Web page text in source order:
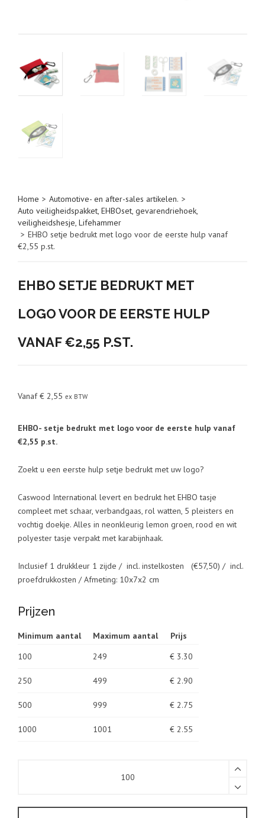
Home > Automotive- en after-sales artikelen. >
Auto veiligheidspakket, EHBOset, gevarendriehoek,
veiligheidshesje, Lifehammer
> EHBO setje bedrukt met logo voor de eerste hulp vanaf
€2,55 p.st.
EHBO SETJE BEDRUKT MET
LOGO VOOR DE EERSTE HULP
VANAF €2,55 P.ST.
Vanaf€ 2,55 ex BTW
EHBO- setje bedrukt met logo voor de eerste hulp vanaf
€2,55 p.st.
Zoekt u een eerste hulp setje bedrukt met uw logo?
Caswood International levert en bedrukt het EHBO tasje
compleet met schaar, verbandgaas, rol watten, 5 pleisters en
vochtig doekje. Alles in neonkleurig lemon groen, rood en wit
polyester tasje verpakt met karabijnhaak.
Inclusief 1 drukkleur 1 zijde / incl. instelkosten (€57,50) / incl.
proefdrukkosten / Afmeting: 10x7x2 cm
Prijzen
Minimum aantal Maximum aantal
Prijs
100
249 € 3.30
250 499 € 2.90
500 999 € 2.75
1000 1001 € 2.55